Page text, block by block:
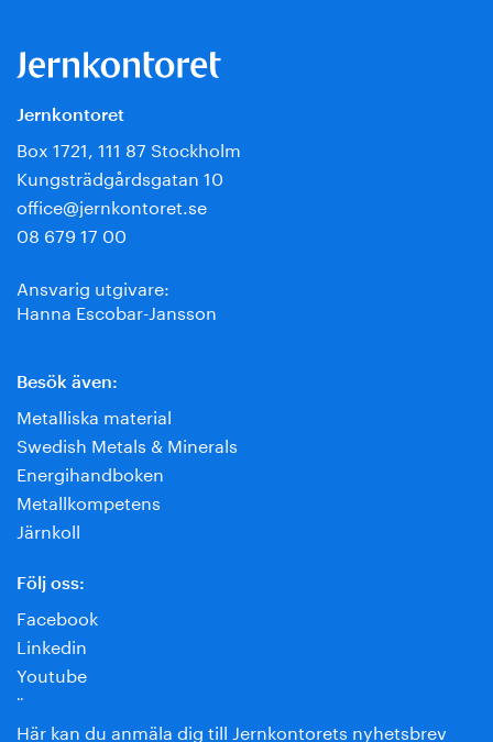
Jernkontoret
Box 1721, 111 87 Stockholm
Kungsträdgårdsgatan 10
office@jernkontoret.se
08 679 17 00
Ansvarig utgivare:
Hanna Escobar-Jansson
Besök även:
Metalliska material
Swedish Metals & Minerals
Energihandboken
Metallkompetens
Järnkoll
Följ oss:
Facebook
Linkedin
Youtube
¨
Här kan du anmäla dig till Jernkontorets nyhetsbrev